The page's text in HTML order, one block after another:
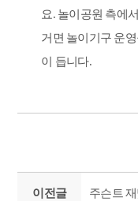
요. 놀이공원 측에
거면 놀이기구 운
이 듭니다.
이전글 주슨트